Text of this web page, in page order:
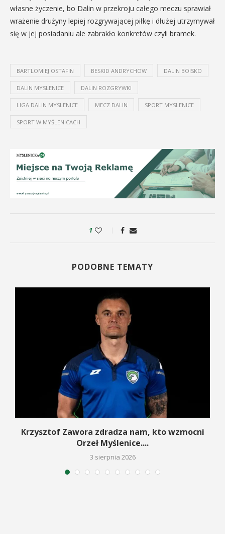
własne życzenie, bo Dalin w przekroju całego meczu sprawiał
wrażenie drużyny lepiej rozgrywającej piłkę i dłużej utrzymywał
się w jej posiadaniu ale zabrakło konkretów czyli bramek.
BARTLOMIEJ OSTAFIN BESKID ANDRYCHOW DALIN BOISKO
DALIN MYSLENICE DALIN ROZGRYWKI
LIGA DALIN MYSLENICE MECZ DALIN SPORT MYSLENICE
SPORT W MYŚLENICACH
1
PODOBNE TEMATY
Krzysztof Zawora zdradza nam, kto wzmocni
Orzeł Myślenice....
3 sierpnia 2026